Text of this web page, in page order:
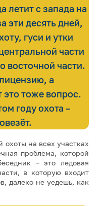
летит с запада на
эти десять дней,
гуси и утки
части
восточной части.
а
это тоже вопрос.
году охота –
охоты на всех участках
проблема, которой
– это ледовая
в которую входит
далеко не уедешь, как